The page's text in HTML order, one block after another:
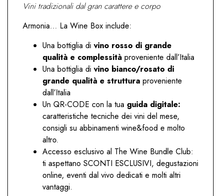
Vini tradizionali dal gran carattere e corpo
Armonia… La Wine Box include:
Una bottiglia di vino rosso di grande
qualità e complessità proveniente dall’Italia
Una bottiglia di vino bianco/rosato di
grande qualità e struttura proveniente
dall’Italia
Un QR-CODE con la tua guida digitale:
caratteristiche tecniche dei vini del mese,
consigli su abbinamenti wine&food e molto
altro.
Accesso esclusivo al The Wine Bundle Club:
ti aspettano SCONTI ESCLUSIVI, degustazioni
online, eventi dal vivo dedicati e molti altri
vantaggi.